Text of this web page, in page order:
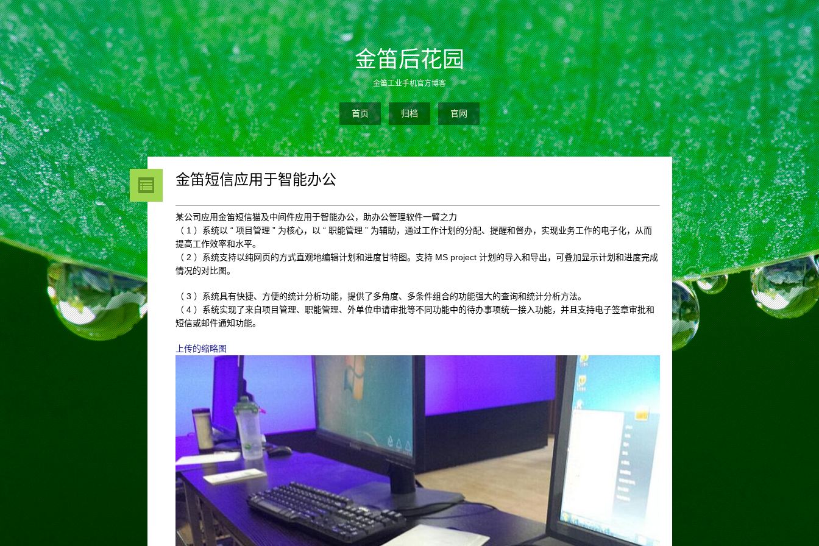
金笛后花园
金笛工业手机官方博客
首页 归档 官网
金笛短信应用于智能办公
某公司应用金笛短信猫及中间件应用于智能办公，助办公管理软件一臂之力
（ 1 ）系统以 “ 项目管理 ” 为核心，以 “ 职能管理 ” 为辅助，通过工作计划的分配、提醒和督办，实现业务工作的电子化，从而
提高工作效率和水平。
（ 2 ）系统支持以纯网页的方式直观地编辑计划和进度甘特图。支持 MS project 计划的导入和导出，可叠加显示计划和进度完成
情况的对比图。
（ 3 ）系统具有快捷、方便的统计分析功能，提供了多角度、多条件组合的功能强大的查询和统计分析方法。
（ 4 ）系统实现了来自项目管理、职能管理、外单位申请审批等不同功能中的待办事项统一接入功能，并且支持电子签章审批和
短信或邮件通知功能。
上传的缩略图